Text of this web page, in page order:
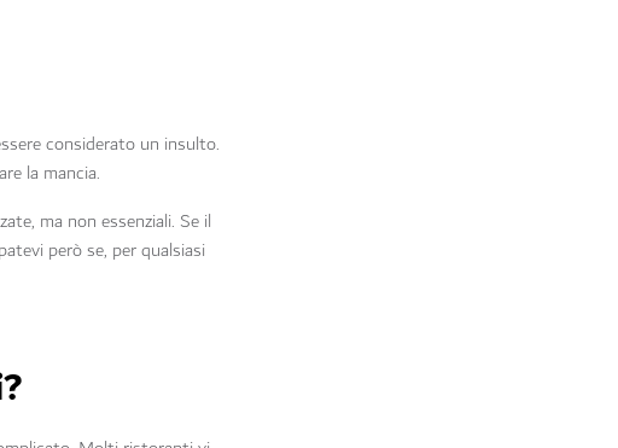
considerato un insulto.
la mancia.
ma non essenziali. Se il
però se, per qualsiasi